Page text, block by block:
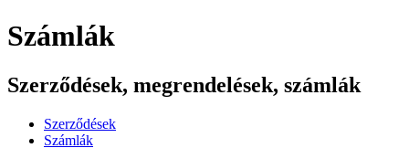
Számlák
Szerződések, megrendelések, számlák
Szerződések
Számlák